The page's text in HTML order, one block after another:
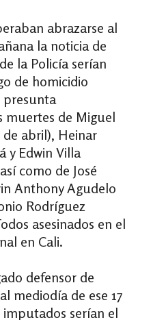
abrazarse al
la noticia de
la Policía serían
de homicidio
presunta
muertes de Miguel
abril), Heinar
y Edwin Villa
como de José
Anthony Agudelo
Rodríguez
asesinados en el
en Cali.
defensor de
mediodía de ese 17
serían el